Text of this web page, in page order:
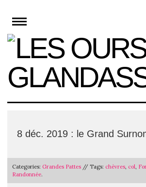
content
8 déc. 2019 : le Grand
Categories: Grandes Pattes // Tags: chèvres, col,
Randonnée.